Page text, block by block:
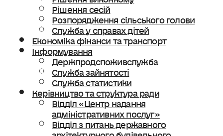
Рішення сесій
Розпорядження сільського голови
Служба у справах дітей
Економіка фінанси та транспорт
Інформування
Держпродспоживслужба
Служба зайнятості
Служба статистики
Керівництво та структура ради
Відділ «Центр надання
адміністративних послуг»
Відділ з питань державного